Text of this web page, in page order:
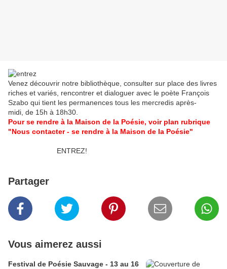
Venez découvrir notre bibliothèque, consulter sur place des livres
riches et variés, rencontrer et dialoguer avec le poète François
Szabo qui tient les permanences tous les mercredis après-
midi, de 15h à 18h30.
Pour se rendre à la Maison de la Poésie, voir plan rubrique
"Nous contacter - se rendre à la Maison de la Poésie"
ENTREZ!
Partager
Vous aimerez aussi
Festival de Poésie Sauvage - 13 au 16